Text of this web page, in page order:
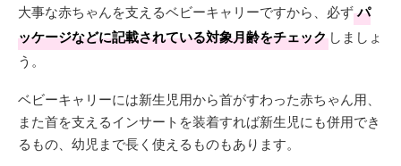
大事な赤ちゃんを支えるベビーキャリーですから、必ずパ
ッケージなどに記載されている対象月齢をチェック しましょ
う。
ベビーキャリーには新生児用から首がすわった赤ちゃん用、
また首を支えるインサートを装着すれば新生児にも併用でき
るもの、幼児まで長く使えるものもあります。